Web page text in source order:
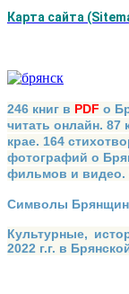
Карта сайта
246 книг в PDF о
читать онлайн. 87
крае. 164
фотографий о
фильмов и видео.
Символы
Культурные,
2022 г.г. в